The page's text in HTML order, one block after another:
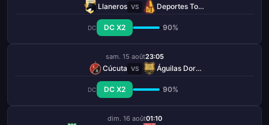
Llaneros VS Deportes Tolima
DC DC X2 90%
sam. 15 août23:05
Cúcuta VS Águilas Doradas
DC DC X2 90%
dim. 16 août01:10